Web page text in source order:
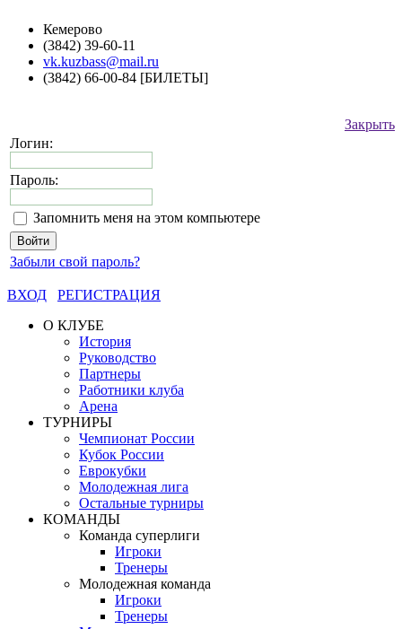
Кемерово
(3842) 39-60-11
vk.kuzbass@mail.ru
(3842) 66-00-84 [БИЛЕТЫ]
Закрыть
Логин:
Пароль:
Запомнить меня на этом компьютере
Забыли свой пароль?
ВХОД
РЕГИСТРАЦИЯ
О КЛУБЕ
История
Руководство
Партнеры
Работники клуба
Арена
ТУРНИРЫ
Чемпионат России
Кубок России
Еврокубки
Молодежная лига
Остальные турниры
КОМАНДЫ
Команда суперлиги
Игроки
Тренеры
Молодежная команда
Игроки
Тренеры